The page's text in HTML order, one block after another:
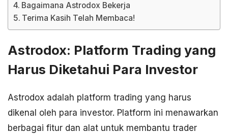
Bagaimana Astrodox Bekerja
Terima Kasih Telah Membaca!
Astrodox: Platform Trading yang
Harus Diketahui Para Investor
Astrodox adalah platform trading yang harus
dikenal oleh para investor. Platform ini menawarkan
berbagai fitur dan alat untuk membantu trader